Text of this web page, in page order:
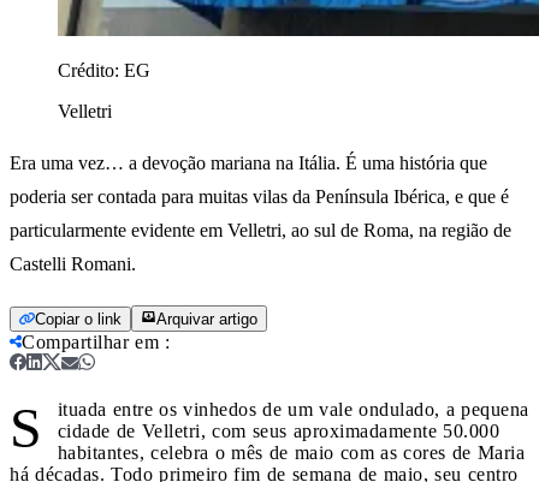
Crédito: EG
Velletri
Era uma vez… a devoção mariana na Itália. É uma história que
poderia ser contada para muitas vilas da Península Ibérica, e que é
particularmente evidente em Velletri, ao sul de Roma, na região de
Castelli Romani.
Copiar o link Arquivar artigo
Compartilhar em :
S
ituada entre os vinhedos de um vale ondulado, a pequena
cidade de Velletri, com seus aproximadamente 50.000
habitantes, celebra o mês de maio com as cores de Maria
há décadas. Todo primeiro fim de semana de maio, seu centro